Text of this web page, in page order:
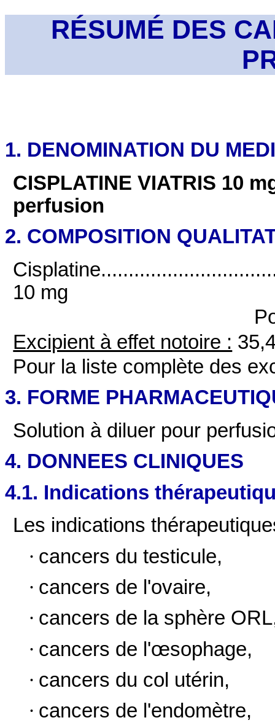
RÉSUMÉ DES
1. DENOMINATION DU
CISPLATINE VIATRIS 10
perfusion
2. COMPOSITION
10 mg
Excipient à effet notoire :
Pour la liste complète des
3. FORME
Solution à diluer pour
4. DONNEES CLINIQUES
4.1. Indications
Les indications
· cancers du testicule,
· cancers de l'ovaire,
· cancers de la sphère
· cancers de l'œsophage,
· cancers du col utérin,
· cancers de l'endomètre,